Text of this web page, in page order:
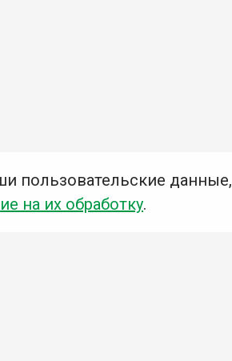
пользовательские данные,
на их обработку.